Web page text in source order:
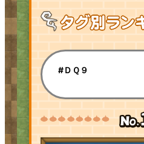
#ＤＱ９